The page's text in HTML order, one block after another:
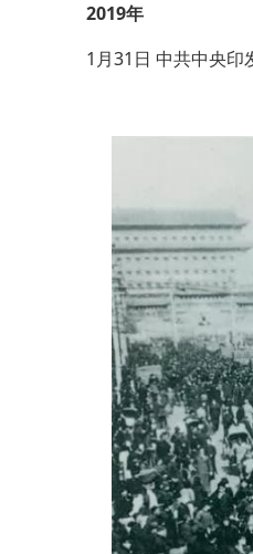
2019年
1月31日 中共中央印发